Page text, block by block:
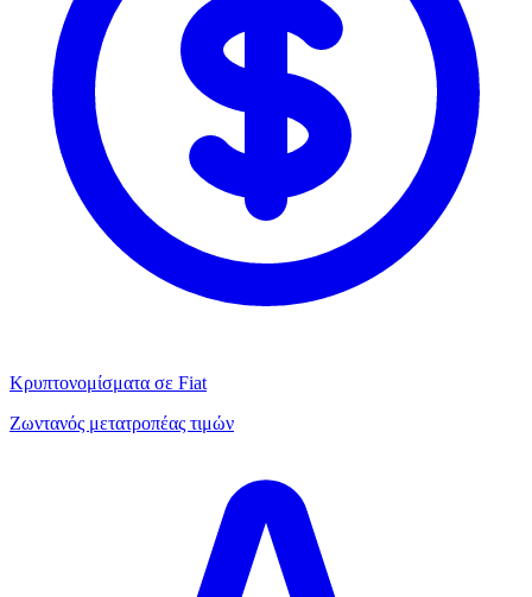
Κρυπτονομίσματα σε Fiat
Ζωντανός μετατροπέας τιμών